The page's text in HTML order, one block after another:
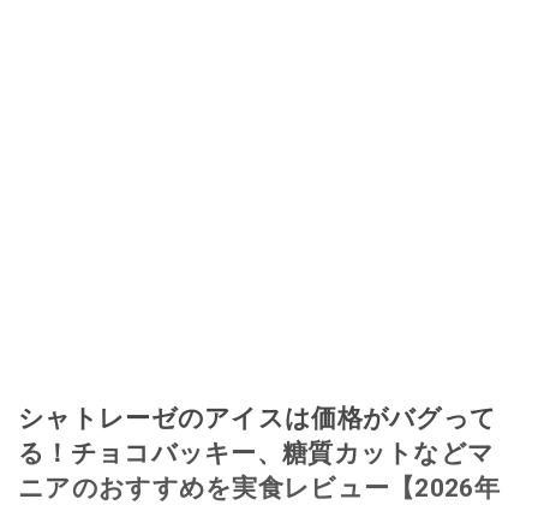
シャトレーゼのアイスは価格がバグって
る！チョコバッキー、糖質カットなどマ
ニアのおすすめを実食レビュー【2026年